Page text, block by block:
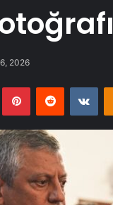
2026
PinterestReddit